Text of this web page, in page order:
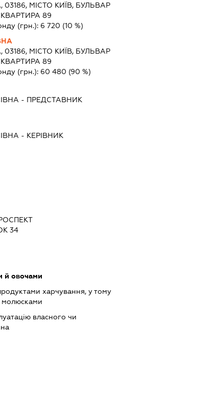
03186, МІСТО КИЇВ, БУЛЬВАР
89
(грн.): 6 720 (10 %)
03186, МІСТО КИЇВ, БУЛЬВАР
89
(грн.): 60 480 (90 %)
- ПРЕДСТАВНИК
- КЕРІВНИК
34
й овочами
харчування, у тому
молюсками
власного чи